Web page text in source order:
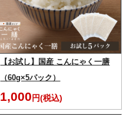
【お試し】国産 こんにゃく一膳
（60g×5パック）
1,000 円(税込)